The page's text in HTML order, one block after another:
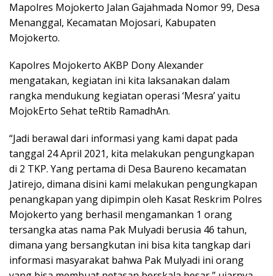
Mapolres Mojokerto Jalan Gajahmada Nomor 99, Desa
Menanggal, Kecamatan Mojosari, Kabupaten
Mojokerto.
Kapolres Mojokerto AKBP Dony Alexander
mengatakan, kegiatan ini kita laksanakan dalam
rangka mendukung kegiatan operasi ‘Mesra’ yaitu
MojokErto Sehat teRtib RamadhAn.
“Jadi berawal dari informasi yang kami dapat pada
tanggal 24 April 2021, kita melakukan pengungkapan
di 2 TKP. Yang pertama di Desa Baureno kecamatan
Jatirejo, dimana disini kami melakukan pengungkapan
penangkapan yang dipimpin oleh Kasat Reskrim Polres
Mojokerto yang berhasil mengamankan 1 orang
tersangka atas nama Pak Mulyadi berusia 46 tahun,
dimana yang bersangkutan ini bisa kita tangkap dari
informasi masyarakat bahwa Pak Mulyadi ini orang